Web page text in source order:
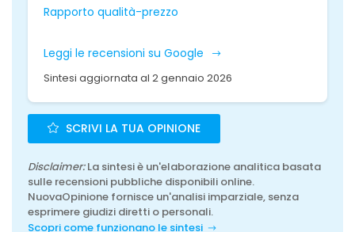
Rapporto qualità-prezzo
Leggi le recensioni su Google
Sintesi aggiornata al 2 gennaio 2026
SCRIVI LA TUA OPINIONE
Disclaimer:La sintesi è un'elaborazione analitica basata
sulle recensioni pubbliche disponibili online.
NuovaOpinione fornisce un'analisi imparziale, senza
esprimere giudizi diretti o personali.
Scopri come funzionano le sintesi